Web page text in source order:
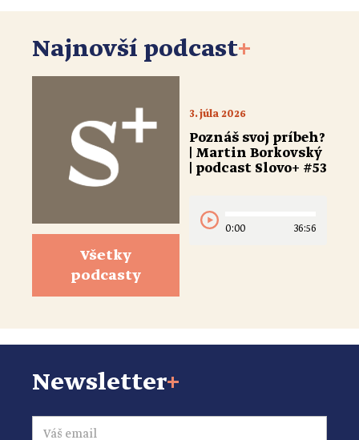
Najnovší podcast+
Všetky
podcasty
3. júla 2026
Poznáš svoj príbeh?
| Martin Borkovský
| podcast Slovo+ #53
0:00 36:56
Newsletter+
Email